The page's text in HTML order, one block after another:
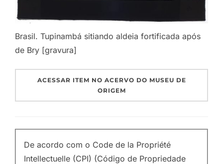
Brasil. Tupinambá sitiando aldeia fortificada após
de Bry [gravura]
ACESSAR ITEM NO ACERVO DO MUSEU DE
ORIGEM
De acordo com o Code de la Propriété
Intellectuelle (CPI) (Código de Propriedade